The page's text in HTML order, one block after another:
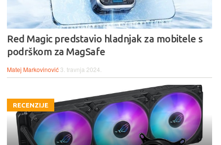
Red Magic predstavio hladnjak za mobitele s
podrškom za MagSafe
Matej Markovinović 3. travnja 2024.
RECENZIJE